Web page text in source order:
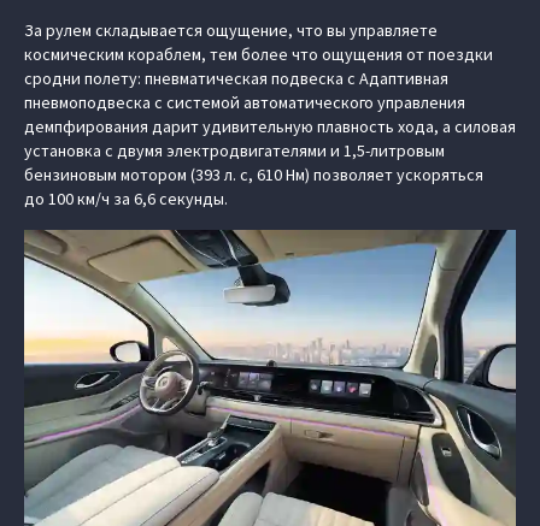
За рулем складывается ощущение, что вы управляете
космическим кораблем, тем более что ощущения от поездки
сродни полету: пневматическая подвеска с Адаптивная
пневмоподвеска с системой автоматического управления
демпфирования дарит удивительную плавность хода, а силовая
установка с двумя электродвигателями и 1,5-литровым
бензиновым мотором (393 л. с, 610 Нм) позволяет ускоряться
до 100 км/ч за 6,6 секунды.